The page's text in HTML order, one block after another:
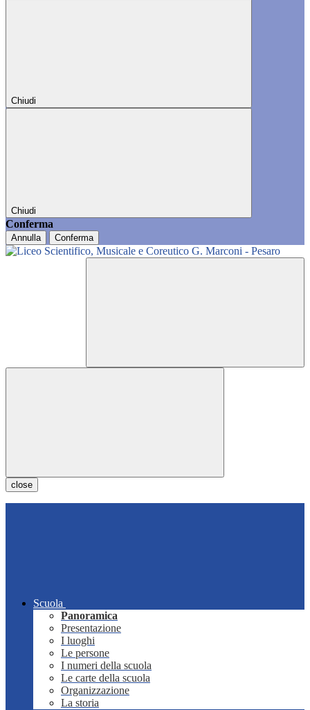
Chiudi
Chiudi
Conferma
Annulla Conferma
close
Scuola
Panoramica
Presentazione
I luoghi
Le persone
I numeri della scuola
Le carte della scuola
Organizzazione
La storia